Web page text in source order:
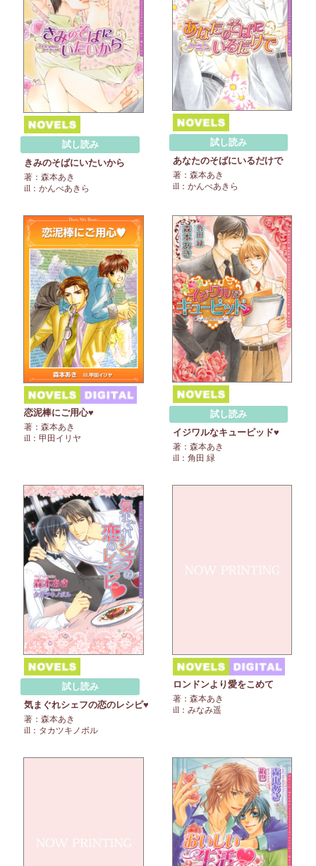
試し読み
きみのそばにいたいから
著：森本あき
ill：かんべあきら
試し読み
あなたのそばにいるだけで
著：森本あき
ill：かんべあきら
恋泥棒にご用心♥
著：森本あき
ill：甲田イリヤ
試し読み
イジワルなキューピッド♥
著：森本あき
ill：角田 緑
試し読み
気まぐれシェフの恋のレシピ♥
著：森本あき
ill：タカツキノボル
ロンドンより愛をこめて
著：森本あき
ill：みなみ遥